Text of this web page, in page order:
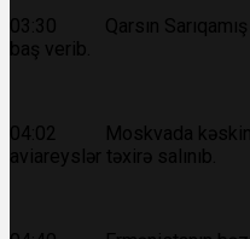
03:30 Qarsın Sarıqamış
baş verib.
04:02 Moskvada kəskin
aviareyslər təxirə salınıb.